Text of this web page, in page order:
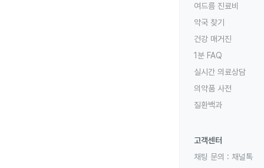
여드름 진료비
약국 찾기
건강 매거진
1분 FAQ
실시간 의료상담
의약품 사전
질환백과
고객센터
채팅 문의 : 채널톡